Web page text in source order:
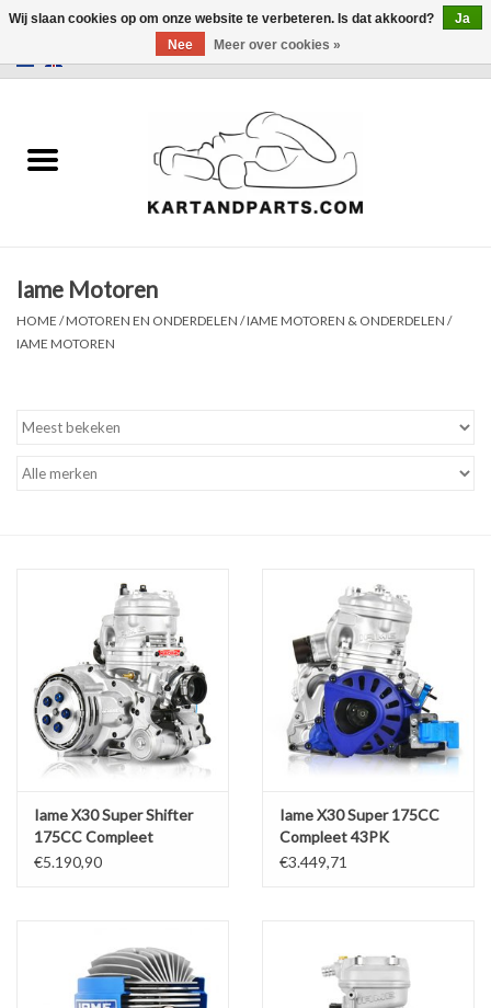
Sale
Kart Onderdelen
Laptimer
Kartbokjes en standaarden
Motoren en onderdelen
Karts
Iame Motoren
HOME /MOTOREN EN ONDERDELEN /IAME MOTOREN & ONDERDELEN /
IAME MOTOREN
Iame X30 Super Shifter
175CC Compleet
€5.190,90
Iame X30 Super 175CC
Compleet 43PK
€3.449,71
Wij slaan cookies op om onze website te verbeteren. Is dat akkoord?
Ja
Nee
Meer over cookies »